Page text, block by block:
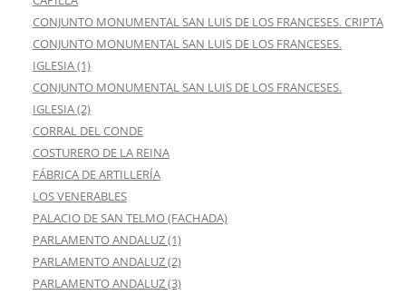
CONJUNTO MONUMENTAL SAN LUIS DE LOS FRANCESES. CRIPTA
CONJUNTO MONUMENTAL SAN LUIS DE LOS FRANCESES.
IGLESIA (1)
CONJUNTO MONUMENTAL SAN LUIS DE LOS FRANCESES.
IGLESIA (2)
CORRAL DEL CONDE
COSTURERO DE LA REINA
FÁBRICA DE ARTILLERÍA
LOS VENERABLES
PALACIO DE SAN TELMO (FACHADA)
PARLAMENTO ANDALUZ (1)
PARLAMENTO ANDALUZ (2)
PARLAMENTO ANDALUZ (3)